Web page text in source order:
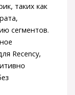
таких как
сегментов.
Recency,